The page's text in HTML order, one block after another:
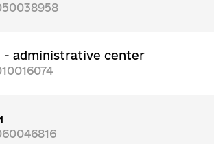
- administrative center